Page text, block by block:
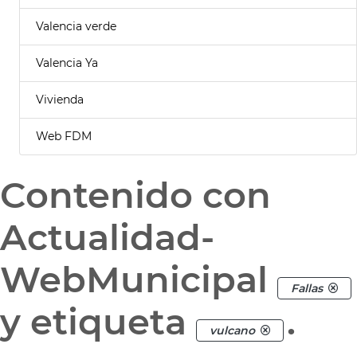
Valencia verde
Valencia Ya
Vivienda
Web FDM
Contenido con
Actualidad-
WebMunicipal
Fallas
y etiqueta vulcano .